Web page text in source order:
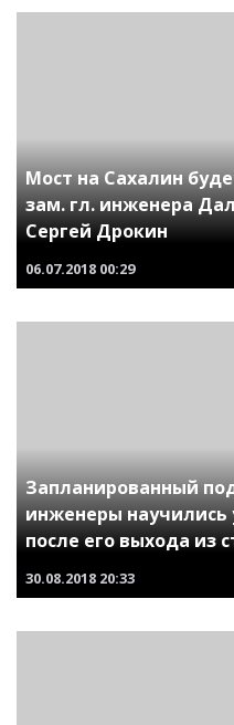
Мост на Сахалин
зам. гл. инженера
Сергей Дрокин
06.07.2018 00:29
Запланированный
инженеры научились
после его выхода из
30.08.2018 20:33